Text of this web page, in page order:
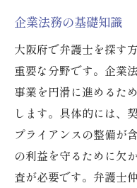
企業法務の基礎知識
大阪府で弁護士を探す
重要な分野です。企業
事業を円滑に進めるた
します。具体的には、
プライアンスの整備が
の利益を守るために欠
査が必要です。弁護士